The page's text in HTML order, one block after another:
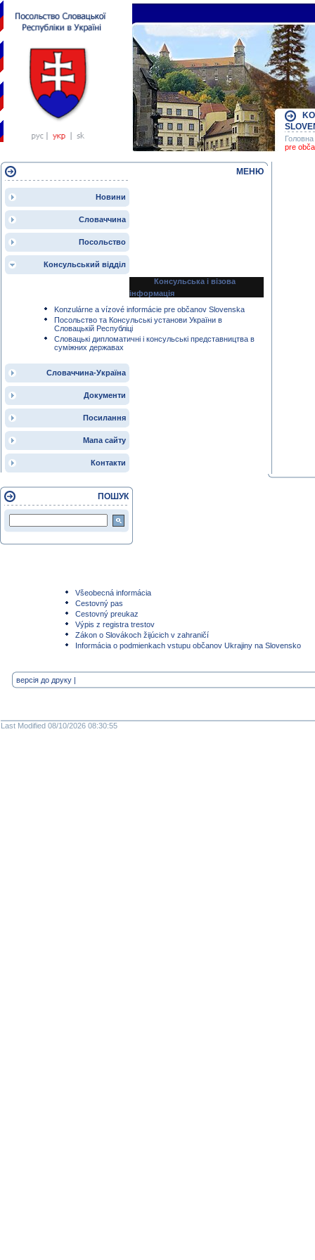
Головна
pre
МЕНЮ
Новини
Словаччина
Посольство
Консульський відділ
Консульська і візова
інформація
Konzulárne a vízové informácie pre občanov Slovenska
Посольство та Консульські установи України в
Словацькій Республіці
Словацькі дипломатичні і консульські представництва в
суміжних державах
Словаччина-Україна
Документи
Посилання
Мапа сайту
Контакти
ПОШУК
Všeobecná informácia
Cestovný pas
Cestovný preukaz
Výpis z registra trestov
Zákon o Slovákoch žijúcich v zahraničí
Informácia o podmienkach vstupu občanov Ukrajiny na Slovensko
версія до друку |
Last Modified 08/10/2026 08:30:55